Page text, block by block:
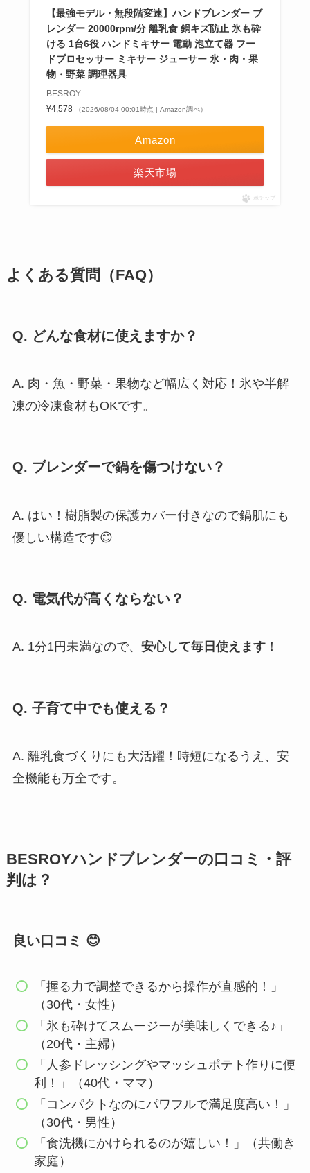
【最強モデル・無段階変速】ハンドブレンダー ブ
レンダー 20000rpm/分 離乳食 鍋キズ防止 氷も砕
ける 1台6役 ハンドミキサー 電動 泡立て器 フー
ドプロセッサー ミキサー ジューサー 氷・肉・果
物・野菜 調理器具
BESROY
¥4,578
（2026/08/04 00:01時点 | Amazon調べ）
Amazon
楽天市場
ポチップ
よくある質問（FAQ）
Q. どんな食材に使えますか？
A. 肉・魚・野菜・果物など幅広く対応！氷や半解
凍の冷凍食材もOKです。
Q. ブレンダーで鍋を傷つけない？
A. はい！樹脂製の保護カバー付きなので鍋肌にも
優しい構造です😊
Q. 電気代が高くならない？
A. 1分1円未満なので、 安心して毎日使えます！
Q. 子育て中でも使える？
A. 離乳食づくりにも大活躍！時短になるうえ、安
全機能も万全です。
BESROYハンドブレンダーの口コミ・評
判は？
良い口コミ 😊
「握る力で調整できるから操作が直感的！」
（30代・女性）
「氷も砕けてスムージーが美味しくできる♪」
（20代・主婦）
「人参ドレッシングやマッシュポテト作りに便
利！」（40代・ママ）
「コンパクトなのにパワフルで満足度高い！」
（30代・男性）
「食洗機にかけられるのが嬉しい！」（共働き
家庭）